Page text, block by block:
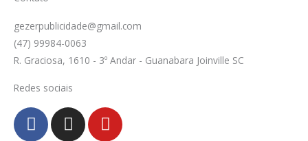
gezerpublicidade@gmail.com
(47) 99984-0063
R. Graciosa, 1610 - 3º Andar - Guanabara Joinville SC
Redes sociais
F
a
I
n
Y
o